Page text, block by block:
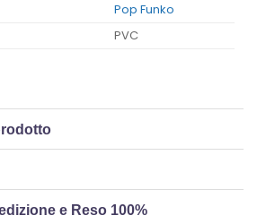
Pop Funko
PVC
e Reso 100%